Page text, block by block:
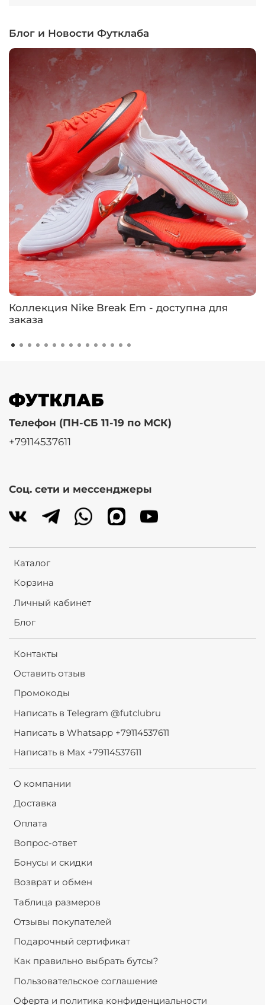
Блог и Новости Футклаба
Коллекция Nike Break Em - доступна для
заказа
Каталог
Корзина
Личный кабинет
Блог
Контакты
Оставить отзыв
Промокоды
Написать в Telegram @futclubru
Написать в Whatsapp +79114537611
Написать в Max +79114537611
О компании
Доставка
Оплата
Вопрос-ответ
Бонусы и скидки
Возврат и обмен
Таблица размеров
Отзывы покупателей
Подарочный сертификат
Как правильно выбрать бутсы?
Пользовательское соглашение
Оферта и политика конфиденциальности
Телефон (ПН-СБ 11-19 по МСК)
+79114537611
Соц. сети и мессенджеры